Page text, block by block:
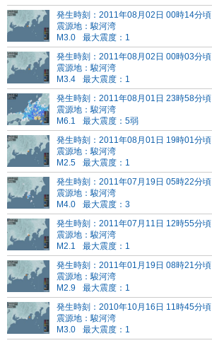
発生時刻：2011年08月02日 00時14分頃
震源地：駿河湾
M3.0
最大震度：1
発生時刻：2011年08月02日 00時03分頃
震源地：駿河湾
M3.4
最大震度：1
発生時刻：2011年08月01日 23時58分頃
震源地：駿河湾
M6.1
最大震度：5弱
発生時刻：2011年08月01日 19時01分頃
震源地：駿河湾
M2.5
最大震度：1
発生時刻：2011年07月19日 05時22分頃
震源地：駿河湾
M4.0
最大震度：3
発生時刻：2011年07月11日 12時55分頃
震源地：駿河湾
M2.1
最大震度：1
発生時刻：2011年01月19日 08時21分頃
震源地：駿河湾
M2.9
最大震度：1
発生時刻：2010年10月16日 11時45分頃
震源地：駿河湾
M3.0
最大震度：1